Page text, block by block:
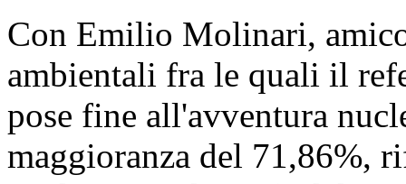
Con Emilio Molinari,
ambientali fra le quali il
pose fine all'avventura
maggioranza del 71,86%,